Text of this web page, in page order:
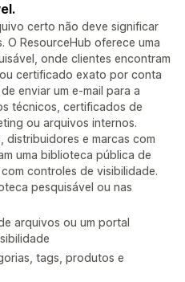
certo não deve significar
O ResourceHub oferece uma
onde clientes encontram
certificado exato por conta
enviar um e-mail para a
técnicos, certificados de
ou arquivos internos.
distribuidores e marcas com
uma biblioteca pública de
controles de visibilidade.
pesquisável ou nas
arquivos ou um portal
tags, produtos e